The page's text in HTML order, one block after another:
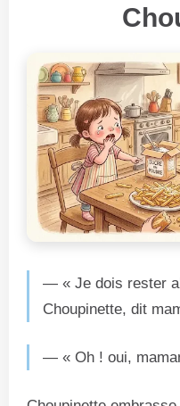
— « Je dois rester
Choupinette, dit
— « Oh ! oui,